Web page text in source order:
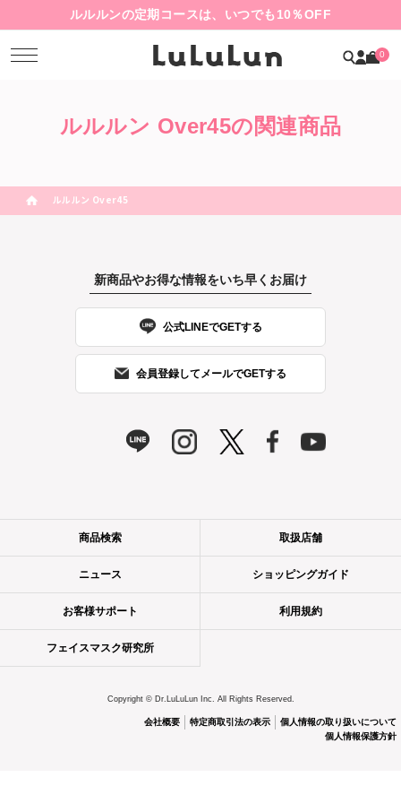
ルルルンの定期コースは、いつでも10％OFF
0
ルルルン Over45の関連商品
ルルルン Over45
新商品やお得な情報をいち早くお届け
公式LINEでGETする
会員登録してメールでGETする
商品検索 取扱店舗
ニュース ショッピングガイド
お客様サポート 利用規約
フェイスマスク研究所
Copyright © Dr.LuLuLun Inc. All Rights Reserved.
会社概要 特定商取引法の表示
個人情報の取り扱いについて
個人情報保護方針